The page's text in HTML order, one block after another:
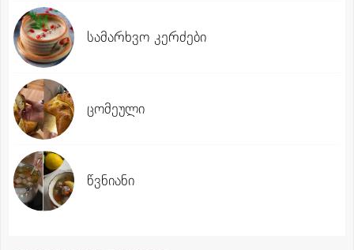
სამარხვო კერძები
ცომეული
წვნიანი